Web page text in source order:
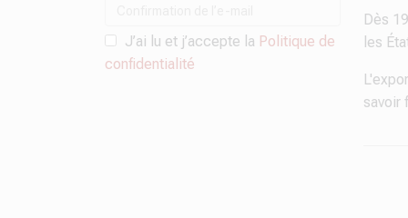
J’ai lu et j’accepte la Politique de
confidentialité
Dès
les
savoir